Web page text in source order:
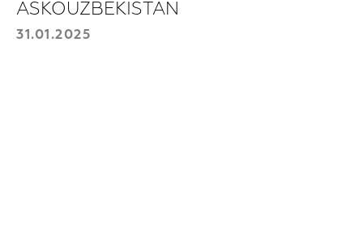
ASKOUZBEKISTAN
31.01.2025